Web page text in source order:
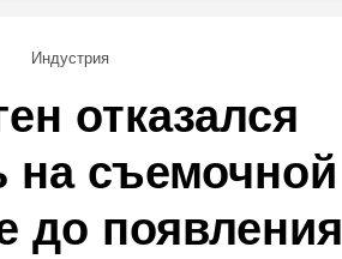
Индустрия
отказался
на съемочной
до появления